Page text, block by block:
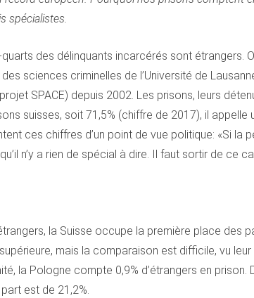
spécialistes.
des délinquants incarcérés sont étrangers.
sciences criminelles de l’Université de
SPACE) depuis 2002. Les prisons, leurs
suisses, soit 71,5% (chiffre de 2017), il appelle
ces chiffres d’un point de vue politique: «Si la
n’y a rien de spécial à dire. Il faut sortir de ce
la Suisse occupe la première place des
mais la comparaison est difficile, vu
la Pologne compte 0,9% d’étrangers en prison.
est de 21,2%.